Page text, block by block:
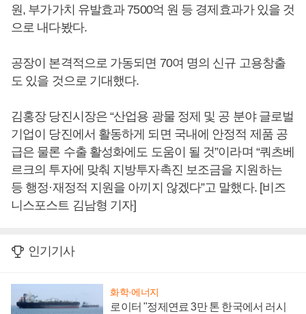
원, 부가가치 유발효과 7500억 원 등 경제효과가 있을 것
으로 내다봤다.
공장이 본격적으로 가동되면 70여 명의 신규 고용창출
도 있을 것으로 기대했다.
김홍장 당진시장은 “산업용 광물 정제 및 공 분야 글로벌
기업이 당진에서 활동하게 되면 국내에 안정적 제품 공
급은 물론 수출 활성화에도 도움이 될 것”이라며 “쿼츠베
르크의 투자에 맞춰 지방투자촉진 보조금을 지원하는
등 행정·재정적 지원을 아끼지 않겠다”고 말했다. [비즈
니스포스트 김남형 기자]
인기기사
화학·에너지
로이터 "정제연료 3만 톤 한국에서 러시